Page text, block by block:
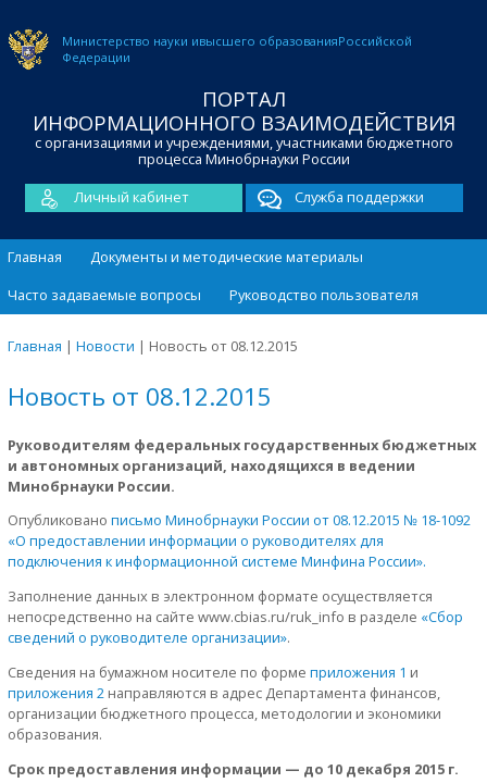
Министерство науки ивысшего образованияРоссийской
Федерации
ПОРТАЛ
ИНФОРМАЦИОННОГО ВЗАИМОДЕЙСТВИЯ
с организациями и учреждениями, участниками бюджетного
процесса Минобрнауки России
Личный кабинет
Служба поддержки
Главная
Документы и методические материалы
Часто задаваемые вопросы
Руководство пользователя
Главная | Новости | Новость от 08.12.2015
Новость от 08.12.2015
Руководителям федеральных государственных бюджетных
и автономных организаций, находящихся в ведении
Минобрнауки России.
Опубликовано письмо Минобрнауки России от 08.12.2015 № 18-1092
«О предоставлении информации о руководителях для
подключения к информационной системе Минфина России».
Заполнение данных в электронном формате осуществляется
непосредственно на сайте www.cbias.ru/ruk_info в разделе «Сбор
сведений о руководителе организации».
Сведения на бумажном носителе по форме приложения 1 и
приложения 2 направляются в адрес Департамента финансов,
организации бюджетного процесса, методологии и экономики
образования.
Срок предоставления информации — до 10 декабря 2015 г.